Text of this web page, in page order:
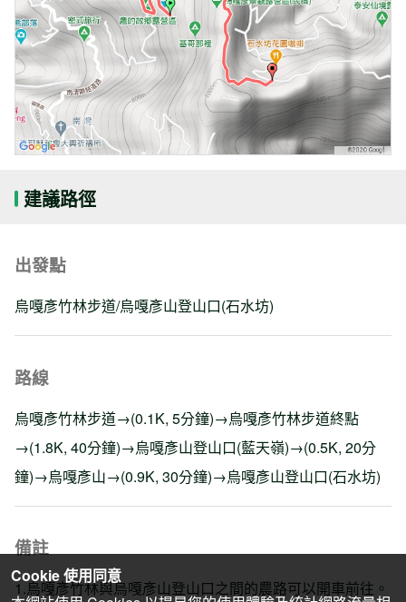
建議路徑
出發點
烏嘎彥竹林步道/烏嘎彥山登山口(石水坊)
路線
烏嘎彥竹林步道→(0.1K, 5分鐘)→烏嘎彥竹林步道終點
→(1.8K, 40分鐘)→烏嘎彥山登山口(藍天嶺)→(0.5K, 20分
鐘)→烏嘎彥山→(0.9K, 30分鐘)→烏嘎彥山登山口(石水坊)
備註
1.烏嘎彥竹林與烏嘎彥山登山口之間的農路可以開車前往。
Cookie 使用同意